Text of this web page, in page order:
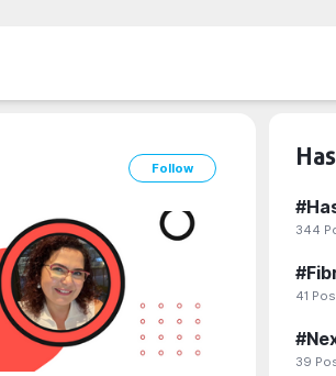
Follow
#
344
#
41
#
39